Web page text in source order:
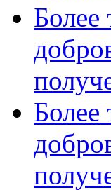
Более
Более